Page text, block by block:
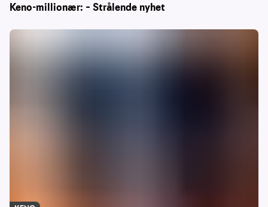
Keno-millionær: – Strålende nyhet